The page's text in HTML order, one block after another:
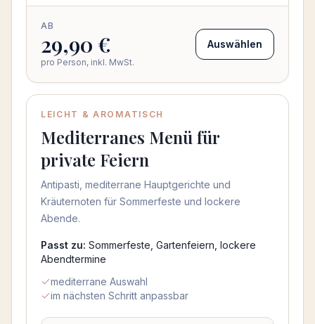
AB
29,90 €
pro Person, inkl. MwSt.
Auswählen
LEICHT & AROMATISCH
Mediterranes Menü für
private Feiern
Antipasti, mediterrane Hauptgerichte und
Kräuternoten für Sommerfeste und lockere
Abende.
Passt zu: Sommerfeste, Gartenfeiern, lockere
Abendtermine
mediterrane Auswahl
im nächsten Schritt anpassbar